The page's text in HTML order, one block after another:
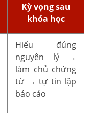
Kỳ vọng sau
khóa học
Hiểu đúng
nguyên lý →
làm chủ chứng
từ → tự tin lập
báo cáo